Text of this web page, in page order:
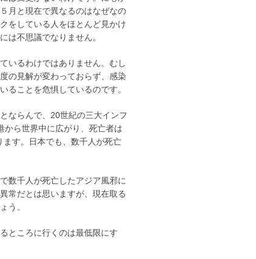
月と現在で異なるのはなぜなの
をしている人をほとんど見かけ
は不思議でなりません。
いるわけではありません。むし
の見解が変わっておらず、感染
ることを危惧しているのです。
ならんで、20世紀の三大インフ
から世界中に広がり、死亡者は
す。日本でも、数千人が死亡
数千人が死亡したアジア風邪に
常だとは思いますが、現在取る
う。
ところに行くのは最低限にす